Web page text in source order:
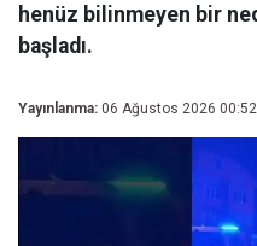
henüz bilinmeyen bir
başladı.
Yayınlanma: 06 Ağustos 2026 00:52